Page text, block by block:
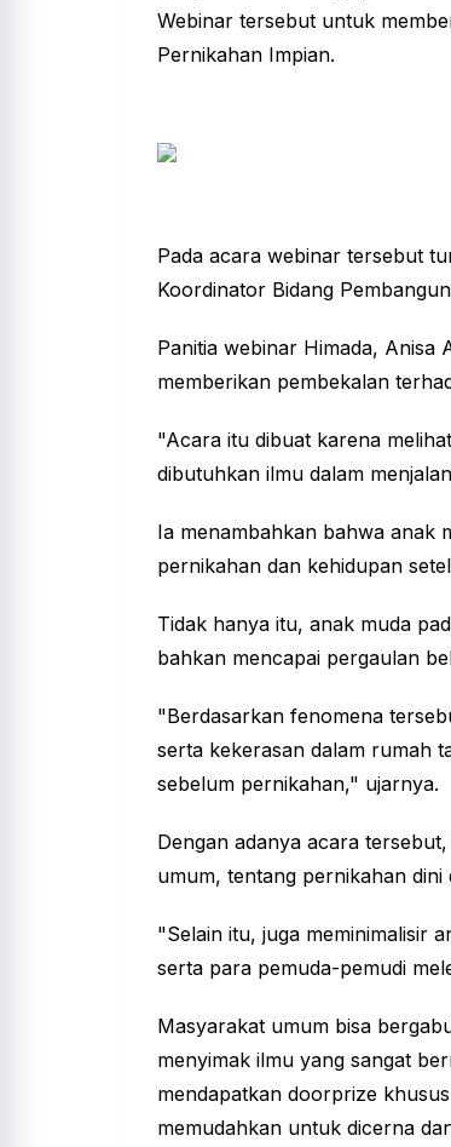
Webinar tersebut untuk
Pernikahan Impian.
Pada acara webinar tersebut
Koordinator Bidang
Panitia webinar Himada, Anisa
memberikan pembekalan
"Acara itu dibuat karena
dibutuhkan ilmu dalam
Ia menambahkan bahwa anak
pernikahan dan kehidupan
Tidak hanya itu, anak muda
bahkan mencapai pergaulan
"Berdasarkan fenomena
serta kekerasan dalam rumah
sebelum pernikahan," ujarnya.
Dengan adanya acara
umum, tentang pernikahan
"Selain itu, juga meminimalisir
serta para pemuda-pemudi
Masyarakat umum bisa
menyimak ilmu yang sangat
mendapatkan doorprize
memudahkan untuk dicerna